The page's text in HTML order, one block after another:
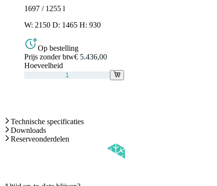
1697 / 1255 l
W: 2150 D: 1465 H: 930
Op bestelling
Prijs zonder btw€ 5.436,00
Hoeveelheid
Technische specificaties
Downloads
Reserveonderdelen